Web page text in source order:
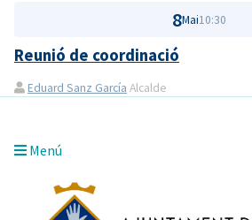
8Mai10:30
Reunió de coordinació
Eduard Sanz García Alcalde
Menú